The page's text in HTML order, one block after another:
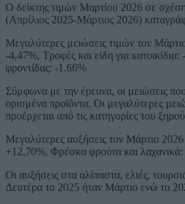
Ο δείκτης τιμών Μαρτίου 2026 σε
(Απρίλιος 2025-Μάρτιος 2026)
Μεγαλύτερες μειώσεις τιμών τον
-4,47%, Τροφές και είδη για
φροντίδας: -1,66%
Σύμφωνα με την έρευνα, οι μειώσεις
ορισμένα προϊόντα. Οι μεγαλύτερες
προέρχεται από τις κατηγορίες του
Μεγαλύτερες αυξήσεις τον Μάρτιο
+12,70%, Φρέσκα φρούτα και
Οι αυξήσεις στα αλίπαστα, ελιές,
Δευτέρα το 2025 ήταν Μάρτιο ενώ το